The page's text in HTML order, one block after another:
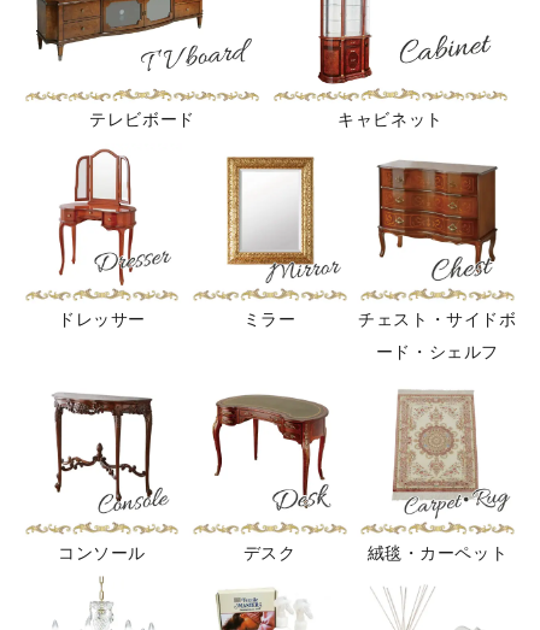
テレビボード キャビネット
ドレッサー ミラー
チェスト・サイドボ
ード・シェルフ
コンソール デスク 絨毯・カーペット